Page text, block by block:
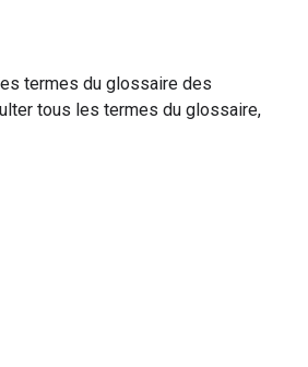
termes du glossaire des
tous les termes du glossaire,